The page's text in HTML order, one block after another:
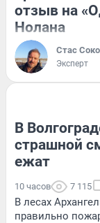
отзыв на
Нолана
Стас
Эксперт
В
страшной
ежат
10 часов 7 115
В лесах
правильно